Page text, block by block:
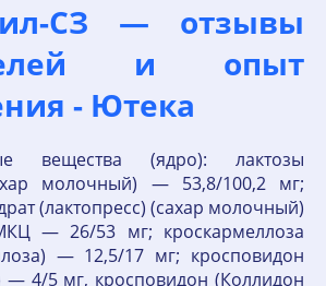
СЗ — отзывы
и опыт
- Ютека
вещества (ядро): лактозы
молочный) — 53,8/100,2 мг;
(лактопресс) (сахар молочный)
— 26/53 мг; кроскармеллоза
— 12,5/17 мг; кросповидон
— 4/5 мг, кросповидон (Коллидон